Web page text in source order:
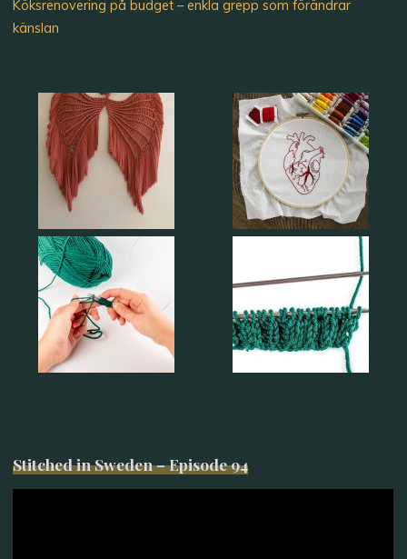
Köksrenovering på budget – enkla grepp som förändrar
känslan
Stitched in Sweden – Episode 94